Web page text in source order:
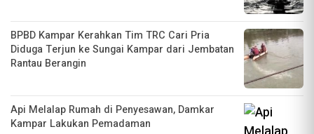
BPBD Kampar Kerahkan Tim TRC Cari Pria
Diduga Terjun ke Sungai Kampar dari Jembatan
Rantau Berangin
Api Melalap Rumah di Penyesawan, Damkar
Kampar Lakukan Pemadaman